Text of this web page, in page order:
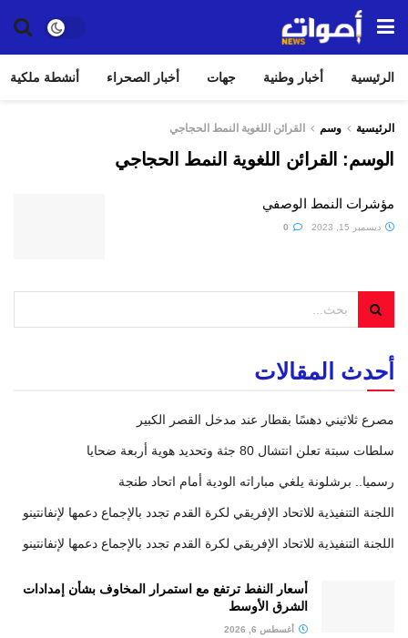
الرئيسية أخبار وطنية جهات أخبار الصحراء أنشطة ملكية
الرئيسية وسم القرائن اللغوية النمط الحجاجي
الوسم: القرائن اللغوية النمط الحجاجي
مؤشرات النمط الوصفي
ديسمبر 15, 2023
أحدث المقالات
مصرع ثلاثيني دهسًا بقطار عند مدخل القصر الكبير
سلطات سبتة تعلن انتشال 80 جثة وتحديد هوية أربعة ضحايا
رسميا.. برشلونة يلغي مباراته الودية أمام اتحاد طنجة
اللجنة التنفيذية للاتحاد الإفريقي لكرة القدم تجدد بالإجماع دعمها لإنفانتينو
اللجنة التنفيذية للاتحاد الإفريقي لكرة القدم تجدد بالإجماع دعمها لإنفانتينو
أسعار النفط ترتفع مع استمرار المخاوف بشأن إمدادات
الشرق الأوسط
أغسطس 6, 2026